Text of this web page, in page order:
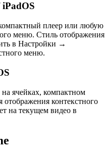
плеер или любую
меню. Стиль отображения
в Настройки →
меню.
ячейках, компактном
контекстного
на текущем видео в